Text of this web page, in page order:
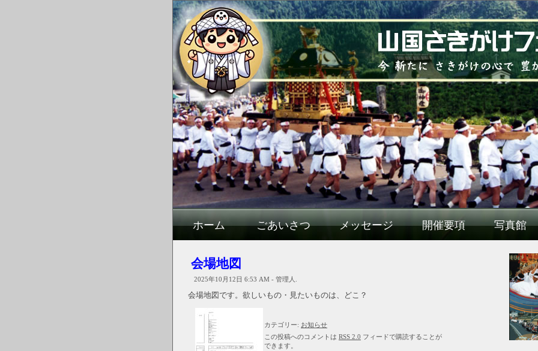
ホーム ごあいさつ メッセージ 開催要項 写真館
会場地図
2025年10月12日 6:53 AM - 管理人.
会場地図です。欲しいもの・見たいものは、どこ？
カテゴリー: お知らせ
この投稿へのコメントは RSS 2.0 フィードで購読することが
できます。